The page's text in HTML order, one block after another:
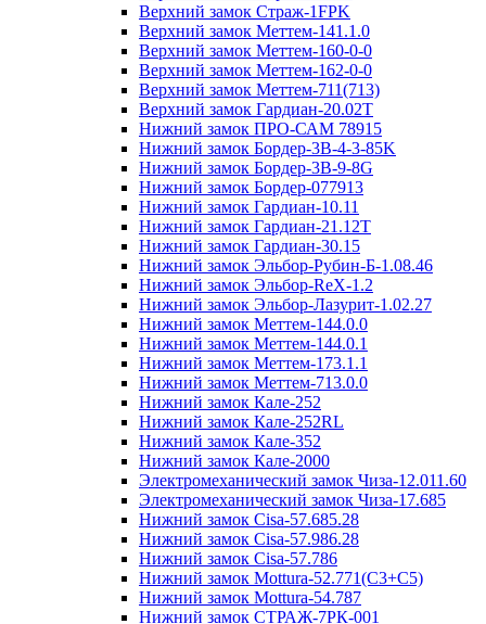
Верхний замок Страж-1FPK
Верхний замок Меттем-141.1.0
Верхний замок Меттем-160-0-0
Верхний замок Меттем-162-0-0
Верхний замок Меттем-711(713)
Верхний замок Гардиан-20.02T
Нижний замок ПРО-САМ 78915
Нижний замок Бордер-3B-4-3-85K
Нижний замок Бордер-3B-9-8G
Нижний замок Бордер-077913
Нижний замок Гардиан-10.11
Нижний замок Гардиан-21.12T
Нижний замок Гардиан-30.15
Нижний замок Эльбор-Рубин-Б-1.08.46
Нижний замок Эльбор-ReX-1.2
Нижний замок Эльбор-Лазурит-1.02.27
Нижний замок Меттем-144.0.0
Нижний замок Меттем-144.0.1
Нижний замок Меттем-173.1.1
Нижний замок Меттем-713.0.0
Нижний замок Кале-252
Нижний замок Кале-252RL
Нижний замок Кале-352
Нижний замок Кале-2000
Электромеханический замок Чиза-12.011.60
Электромеханический замок Чиза-17.685
Нижний замок Cisa-57.685.28
Нижний замок Cisa-57.986.28
Нижний замок Cisa-57.786
Нижний замок Mottura-52.771(C3+C5)
Нижний замок Mottura-54.787
Нижний замок СТРАЖ-7РК-001